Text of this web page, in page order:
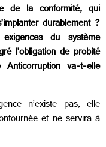
de la conformité, qui
durablement ?
du système
l’obligation de probité
Anticorruption va-t-elle
n’existe pas, elle
et ne servira à